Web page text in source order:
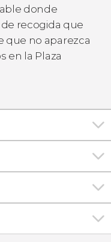
donde
recogida que
que no aparezca
en la Plaza